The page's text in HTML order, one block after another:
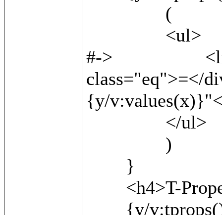
#->			<li><b>{v:local()}</b> <div
class="eq">=</
{y/